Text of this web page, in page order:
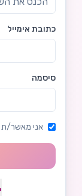
כתובת אימייל
סיסמה
אני מאשר/ת